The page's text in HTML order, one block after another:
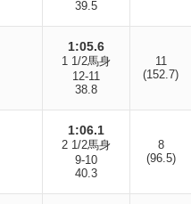
39.5
1:05.6
1 1/2馬身
12-11
38.8
11
(152.7)
1:06.1
2 1/2馬身
9-10
40.3
8
(96.5)